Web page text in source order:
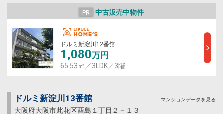
PR 中古販売中物件
ドルミ新淀川12番館
1,080万円
65.53㎡／3LDK／3階
ドルミ新淀川13番館
大阪府大阪市此花区酉島１丁目２－１３
マンションデータを見る